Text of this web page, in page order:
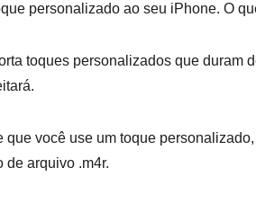
personalizado ao seu iPhone. O
toques personalizados que duram
que você use um toque
de arquivo .m4r.